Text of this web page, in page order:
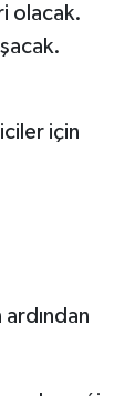
olacak.
için